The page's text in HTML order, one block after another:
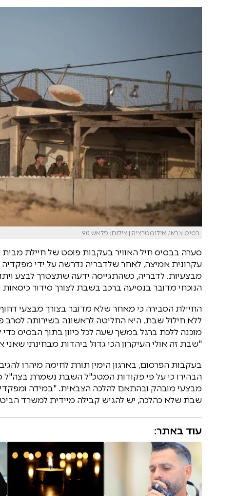
בסיס צבאי. אילוסטרציה | צילום: פלאש 90
סערה בבסיס חיל האוויר בעקבות פוסט של חיילת
עקרונית אמיצה, לאחר שלדבריה נדרשה על ידי
מבצעיות. לדבריה, כשהתגייסה ידעה שתצטרך לבצע
הנוכחי מדובר בנסיעה ברכב בשבת לצורך סידור
החיילת הסבירה כי מאחר שלא מדובר בצורך מבצעי
ללא חילול שבת, היא החליטה לראשונה בשירותה לסרב
מוכנה ללכת ברגל במשך שעה לכל כיוון בתוך הבסיס
"שבת זה אולי העיקרון הכי גדול ביהדות מבחינתי
בעקבות הפרסום, בארגון הימין תורת לחימה מיהרו
הבהירו כי על פי פקודות המטכ"ל השבת נשמרת בצה"ל
מבצעי מובהק ובהתאם להלכה הצבאית. "במידה
שבת שלא כהלכה, יש להגיש קבילה מיידית למשרד
עוד באתר: